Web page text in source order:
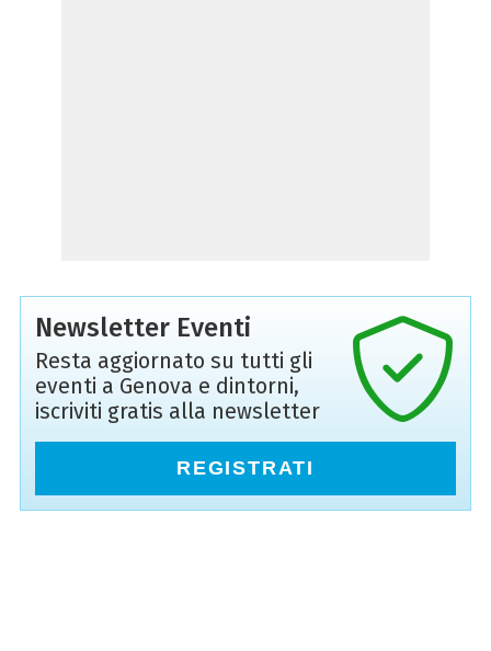
Newsletter Eventi
Resta aggiornato su tutti gli
eventi a Genova e dintorni,
iscriviti gratis alla newsletter
REGISTRATI